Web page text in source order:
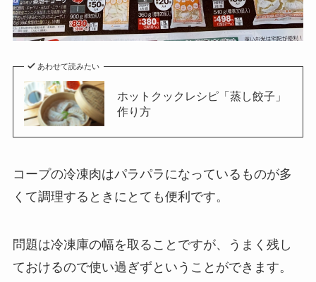
あわせて読みたい
ホットクックレシピ「蒸し餃子」
作り方
コープの冷凍肉はパラパラになっているものが多
くて調理するときにとても便利です。
問題は冷凍庫の幅を取ることですが、うまく残し
ておけるので使い過ぎずということができます。